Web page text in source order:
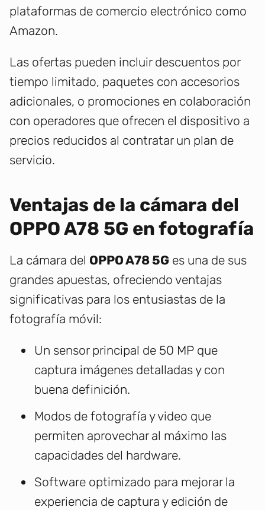
plataformas de comercio electrónico como
Amazon.
Las ofertas pueden incluir descuentos por
tiempo limitado, paquetes con accesorios
adicionales, o promociones en colaboración
con operadores que ofrecen el dispositivo a
precios reducidos al contratar un plan de
servicio.
Ventajas de la cámara del
OPPO A78 5G en fotografía
La cámara del OPPO A78 5G es una de sus
grandes apuestas, ofreciendo ventajas
significativas para los entusiastas de la
fotografía móvil:
Un sensor principal de 50 MP que
captura imágenes detalladas y con
buena definición.
Modos de fotografía y video que
permiten aprovechar al máximo las
capacidades del hardware.
Software optimizado para mejorar la
experiencia de captura y edición de